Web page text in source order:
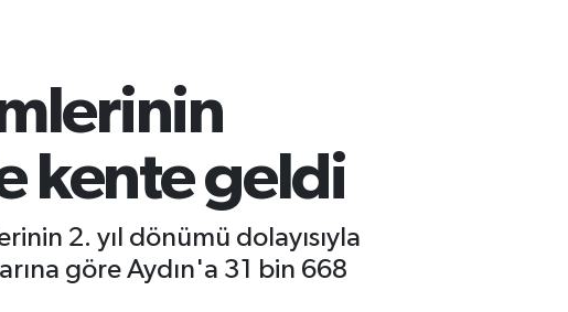
kente geldi
2. yıl dönümü dolayısıyla
göre Aydın'a 31 bin 668